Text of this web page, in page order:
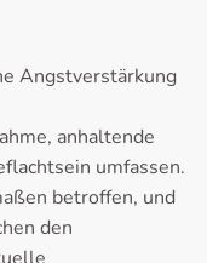
Angstverstärkung
anhaltende
umfassen.
betroffen, und
den